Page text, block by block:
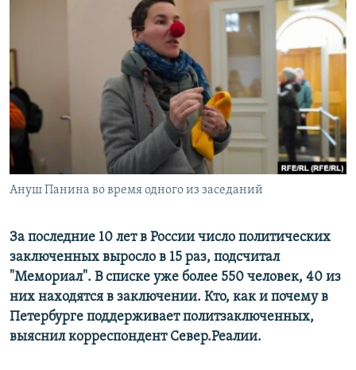
РАСПИСАНИЕ ВЕЩАНИЯ
ПОДПИШИТЕСЬ НА РАССЫЛКУ
СОЦИАЛЬНЫЕ СЕТИ
Все сайты РСЕ/РС
Ануш Панина во время одного из заседаний
За последние 10 лет в России число политических
заключенных выросло в 15 раз, подсчитал
"Мемориал". В списке уже более 550 человек, 40 из
них находятся в заключении. Кто, как и почему в
Петербурге поддерживает политзаключенных,
выяснил корреспондент Север.Реалии.